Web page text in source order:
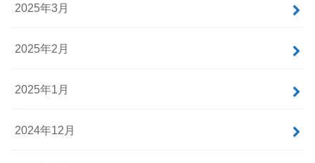
2025年3月
2025年2月
2025年1月
2024年12月